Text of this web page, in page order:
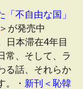
「不自由な国」
＞が発売中
日本滞在4年目
常、そして、ラ
る話、それらか
。・ 新刊＜恥韓